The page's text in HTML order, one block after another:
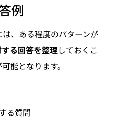
例
、ある程度のパターンが
る回答を整理しておくこ
能となります。
る質問